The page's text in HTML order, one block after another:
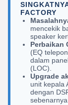
FACTORY
mencekik
speaker
Perbaikan
(EQ
dalam
(LOC).
Upgrade
unit kepala
dengan